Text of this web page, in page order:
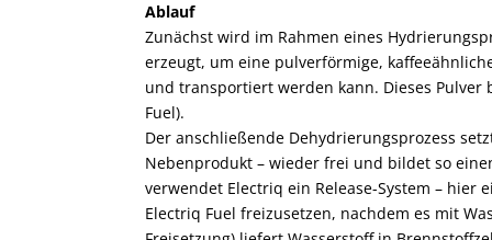
Ablauf
Zunächst wird im Rahmen eines
erzeugt, um eine pulverförmige,
und transportiert werden kann. Dieses
Fuel).
Der anschließende Dehydrierungsprozess
Nebenprodukt – wieder frei und bildet so
verwendet Electriq ein Release-System – hier
Electriq Fuel freizusetzen, nachdem es mit